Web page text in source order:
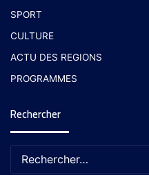
SPORT
CULTURE
ACTU DES REGIONS
PROGRAMMES
Rechercher